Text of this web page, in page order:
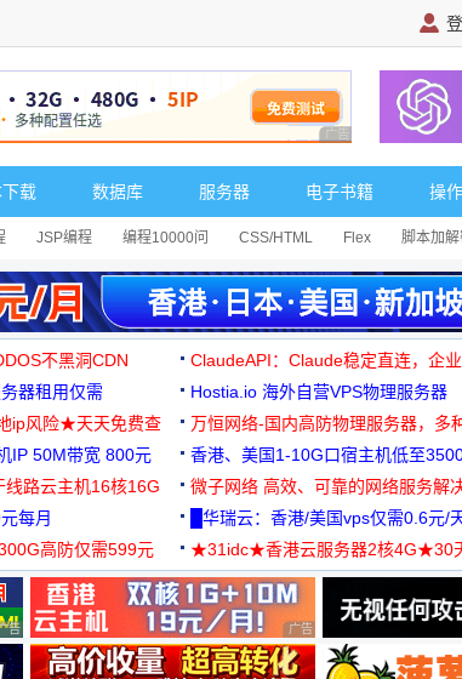
广告 商业广告，理性选
下载 数据库 服务器 电子书籍 操
JSP编程 编程10000问 CSS/HTML Flex 脚本加解
不黑洞CDN ClaudeAPI：Claude稳定直连，企
器租用仅需
Hostia.io 海外自营VPS物理服务器
ip风险★天天免费查
万恒网络-国内高防物理服务器，多
99元/月起
IP 50M带宽 800元 香港、美国1-10G口宿主机低至
路云主机16核16G
微子网络 高效、可靠的网络服务解
每月 █华瑞云：香港/美国vps仅需0.6元/
高防仅需599元
★31idc★香港云服务器2核4G★30
用◆
告 商业广告，理性选择 广告 商业广告，理性选择